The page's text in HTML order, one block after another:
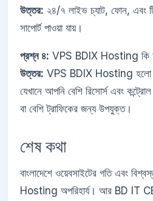
উত্তর: ২৪/৭ লাইভ চ্যাট, ফোন, এবং
সাপোর্ট পাওয়া যায়।
প্রশ্ন ৪: VPS BDIX Hosting কি
উত্তর: VPS BDIX Hosting হলো
যেখানে আপনি বেশি রিসোর্স এবং
বা বেশি ট্রাফিকের জন্য উপযুক্ত।
শেষ কথা
বাংলাদেশে ওয়েবসাইটের গতি এবং
Hosting অপরিহার্য। আর BD IT